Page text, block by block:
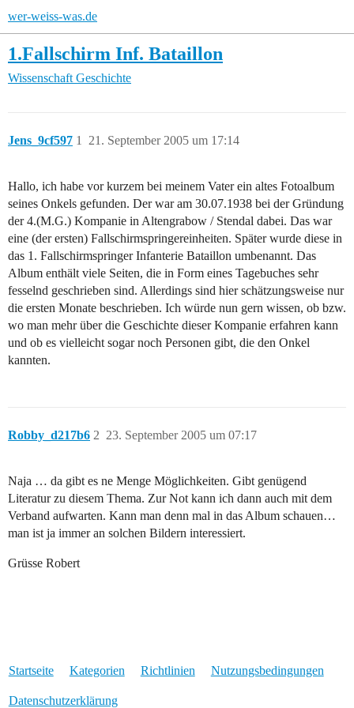
wer-weiss-was.de
1.Fallschirm Inf. Bataillon
Wissenschaft Geschichte
Jens_9cf597 21. September 2005 um 17:14
1
Hallo, ich habe vor kurzem bei meinem Vater ein altes Fotoalbum
seines Onkels gefunden. Der war am 30.07.1938 bei der Gründung
der 4.(M.G.) Kompanie in Altengrabow / Stendal dabei. Das war
eine (der ersten) Fallschirmspringereinheiten. Später wurde diese in
das 1. Fallschirmspringer Infanterie Bataillon umbenannt. Das
Album enthält viele Seiten, die in Form eines Tagebuches sehr
fesselnd geschrieben sind. Allerdings sind hier schätzungsweise nur
die ersten Monate beschrieben. Ich würde nun gern wissen, ob bzw.
wo man mehr über die Geschichte dieser Kompanie erfahren kann
und ob es vielleicht sogar noch Personen gibt, die den Onkel
kannten.
Robby_d217b6 23. September 2005 um 07:17
2
Naja … da gibt es ne Menge Möglichkeiten. Gibt genügend
Literatur zu diesem Thema. Zur Not kann ich dann auch mit dem
Verband aufwarten. Kann man denn mal in das Album schauen…
man ist ja immer an solchen Bildern interessiert.
Grüsse Robert
Startseite Kategorien Richtlinien Nutzungsbedingungen
Datenschutzerklärung